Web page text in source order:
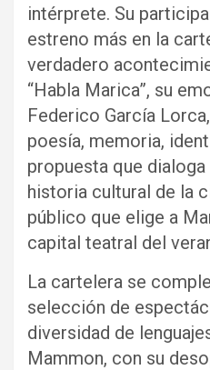
intérprete. Su
estreno más en la
verdadero
“Habla Marica”, su
Federico García
poesía, memoria,
propuesta que
historia cultural de la
público que elige a
capital teatral del
La cartelera se
selección de
diversidad de
Mammon, con su